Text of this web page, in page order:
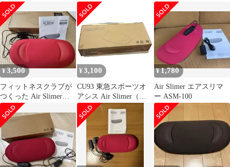
未使用 赤
体
¥3,500
フィットネスクラブが
つくった Air Slimer
ASM-100
¥ 3,100
CU93 東急スポーツオ
アシス Air Slimer（エア
スリマー）ASM-100 エ
アバック 電動 自動スト
レッチ器具 クッション
(ブラウン)
¥1,780
Air Slimer エアスリマ
ー ASM-100